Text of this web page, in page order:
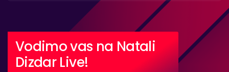
Vodimo vas na Natali
Dizdar Live!